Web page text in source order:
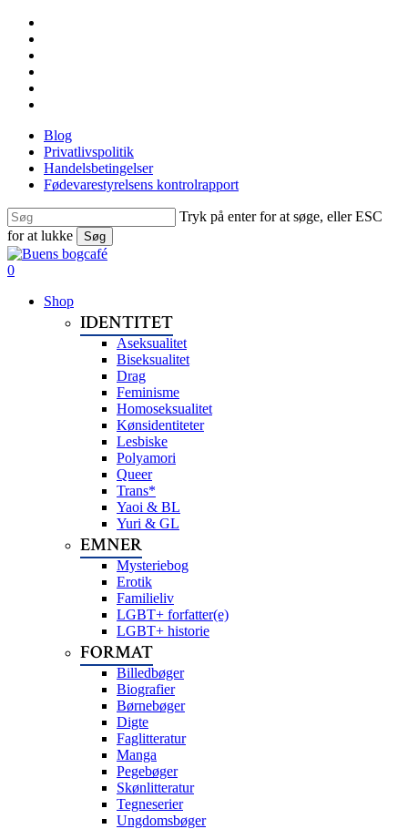
Skip
main
content
Blog
Privatlivspolitik
Handelsbetingelser
Fødevarestyrelsens kontrolrapport
Tryk på enter for at søge, eller ESC
for at lukke
Søg
Close
Search
search
0
Shop
IDENTITET
Aseksualitet
Biseksualitet
Drag
Feminisme
Homoseksualitet
Kønsidentiteter
Lesbiske
Polyamori
Queer
Trans*
Yaoi & BL
Yuri & GL
EMNER
Mysteriebog
Erotik
Familieliv
LGBT+ forfatter(e)
LGBT+ historie
FORMAT
Billedbøger
Biografier
Børnebøger
Digte
Faglitteratur
Manga
Pegebøger
Skønlitteratur
Tegneserier
Ungdomsbøger